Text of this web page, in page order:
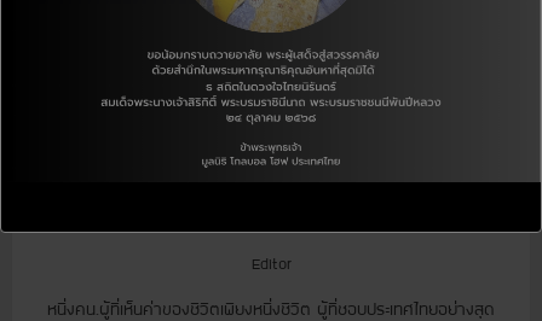
Editor
หนึ่งคน.ผู้ที่เห็นค่าของชีวิตเพียงหนึ่งชีวิต ผู้ที่ชอบประเทศไทยอย่างสุด